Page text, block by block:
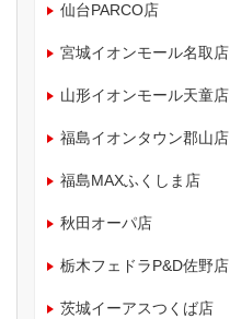
仙台PARCO店
宮城イオンモール名取店
山形イオンモール天童店
福島イオンタウン郡山店
福島MAXふくしま店
秋田オーパ店
栃木フェドラP&D佐野店
茨城イーアスつくば店